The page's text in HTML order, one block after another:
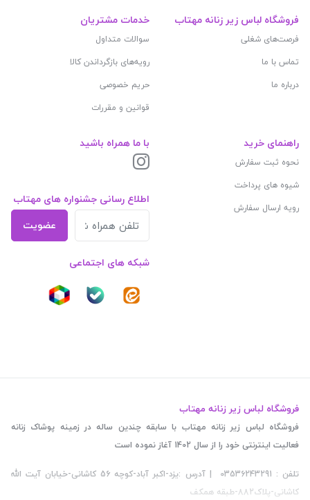
فروشگاه لباس زیر زنانه مهتاب
فرصت‌های شغلی
تماس با ما
درباره ما
خدمات مشتریان
سوالات متداول
رویه‌های بازگرداندن کالا
حریم خصوصی
قوانین و مقررات
راهنمای خرید
نحوه ثبت سفارش
شیوه های پرداخت
رویه ارسال سفارش
با ما همراه باشید
اطلاع رسانی جشنواره های مهتاب
عضویت
شبکه های اجتماعی
فروشگاه لباس زیر زنانه مهتاب
فروشگاه لباس زیر زنانه مهتاب با سابقه چندین ساله در زمینه پوشاک زنانه
فعالیت اینترنتی خود را از سال 1402 آغاز نموده است
تلفن : 03536243291 | آدرس :یزد-اکبر آباد-کوچه 56 کاشانی-خیابان آیت الله
کاشانی-پلاک882-طبقه همکف